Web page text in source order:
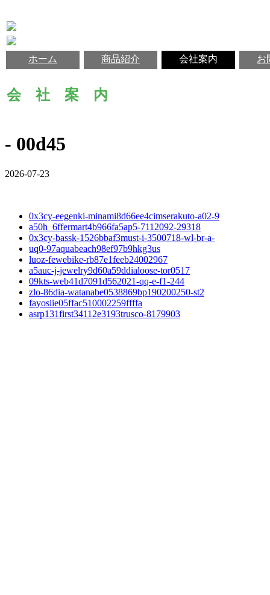
ホーム 商品紹介 会社案内 お
会 社 案 内
- 00d45
2026-07-23
0x3cy-eegenki-minami8d66ee4cimserakuto-a02-9
a50h_6ffermart4b966fa5ap5-7112092-29318
0x3cy-bassk-1526bbaf3must-i-3500718-wl-br-a-
uq0-97aquabeach98ef97b9hkg3us
luoz-fewebike-rb87e1feeb24002967
a5auc-j-jewelry9d60a59ddialoose-tor0517
09kts-web41d7091d562021-qq-e-f1-244
zlo-86dia-watanabe0538869bp190200250-st2
fayosiie05ffac510002259ffffa
asrp131first34112e3193trusco-8179903